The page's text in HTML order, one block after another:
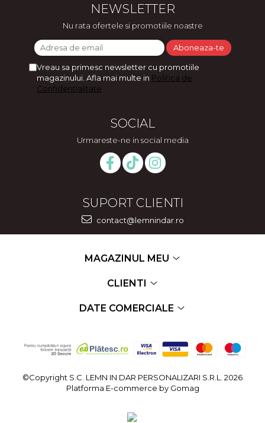
NEWSLETTER
Nu rata ofertele si promotiile noastre
Vreau sa primesc newsletter cu promotiile
magazinului. Afla mai multe in Politica de
Confidentialitate
SOCIAL
Urmareste-ne in social media
SUPORT CLIENTI
contact@lemnindar.ro
MAGAZINUL MEU
CLIENTI
DATE COMERCIALE
©Copyright S.C. LEMN IN DAR PERSONALIZARI S.R.L. 2026
Platforma E-commerce by Gomag